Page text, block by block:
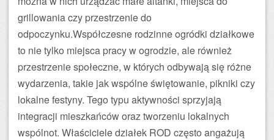
grillowania czy przestrzenie do
odpoczynku.Współczesne rodzinne ogródki działkowe
to nie tylko miejsca pracy w ogrodzie, ale również
przestrzenie społeczne, w których odbywają się różne
wydarzenia, takie jak wspólne świętowanie, pikniki czy
lokalne festyny. Tego typu aktywności sprzyjają
integracji mieszkańców oraz tworzeniu lokalnych
wspólnot. Właściciele działek ROD często angażują